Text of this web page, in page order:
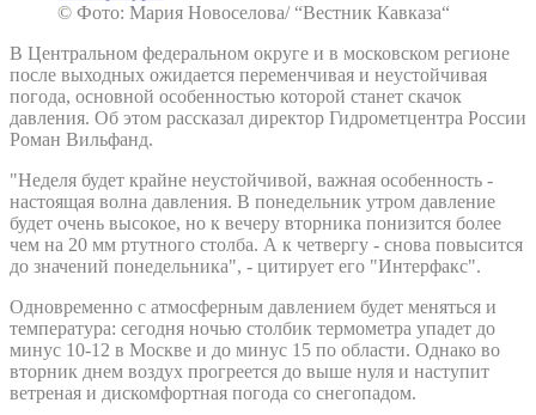
© Фото: Мария Новоселова/ “Вестник Кавказа“
В Центральном федеральном округе и в московском регионе
после выходных ожидается переменчивая и неустойчивая
погода, основной особенностью которой станет скачок
давления. Об этом рассказал директор Гидрометцентра России
Роман Вильфанд.
"Неделя будет крайне неустойчивой, важная особенность -
настоящая волна давления. В понедельник утром давление
будет очень высокое, но к вечеру вторника понизится более
чем на 20 мм ртутного столба. А к четвергу - снова повысится
до значений понедельника", - цитирует его "Интерфакс".
Одновременно с атмосферным давлением будет меняться и
температура: сегодня ночью столбик термометра упадет до
минус 10-12 в Москве и до минус 15 по области. Однако во
вторник днем воздух прогреется до выше нуля и наступит
ветреная и дискомфортная погода со снегопадом.